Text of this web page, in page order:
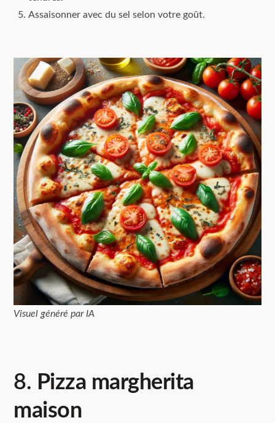
Assaisonner avec du sel selon votre goût.
Visuel généré par IA
8. Pizza margherita
maison